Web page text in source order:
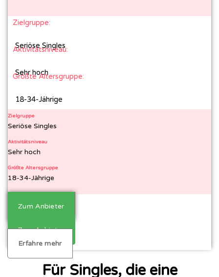
Zielgruppe:
Seriöse Singles
Aktivitätsniveau:
Sehr hoch
Größte Altersgruppe:
18-34-Jährige
Zielgruppe
Seriöse Singles
Aktivitätsniveau
Sehr hoch
Größte Altersgruppe
18-34-Jährige
Zum Anbieter
Zum Anbieter
Erfahre mehr
Für Singles, die eine